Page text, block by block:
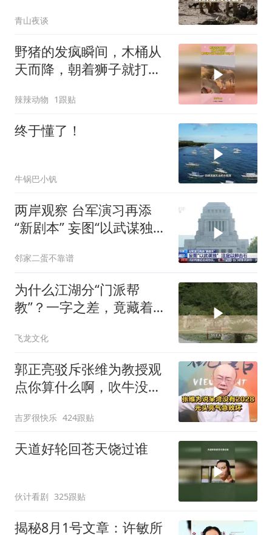
青山夜谈
野猪的发疯瞬间，木桶从
天而降，朝着狮子就打去
辣辣动物 1跟贴
终于懂了！
牛锅巴小钒
两岸观察 台军演习再添
“新剧本” 妄图“以武谋独”
邻家二蛋不靠谱
为什么江湖分“门派帮
教”？一字之差，竟藏着不
飞龙文化
郭正亮驳斥张维为教授观
点你算什么啊，吹牛没
吉罗很快乐 424跟贴
天道好轮回苍天饶过谁
伙计看剧 325跟贴
揭秘8月1号文章：许敏所